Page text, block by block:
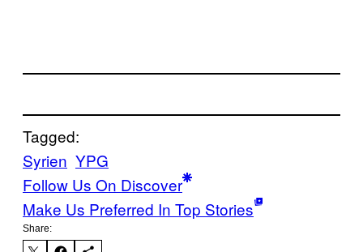
Tagged:
Syrien YPG
Follow Us On Discover
Make Us Preferred In Top Stories
Share: